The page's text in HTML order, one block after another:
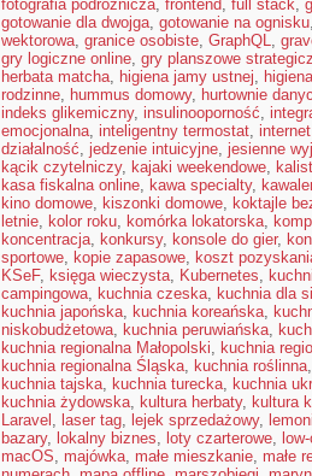
fotografia podróżnicza, frontend, full stack,
gotowanie dla dwojga, gotowanie na ognisku,
wektorowa, granice osobiste, GraphQL,
gry logiczne online, gry planszowe
herbata matcha, higiena jamy ustnej,
rodzinne, hummus domowy, hurtownie
indeks glikemiczny, insulinooporność,
emocjonalna, inteligentny termostat,
działalność, jedzenie intuicyjne, jesienne
kącik czytelniczy, kajaki weekendowe,
kasa fiskalna online, kawa specialty,
kino domowe, kiszonki domowe, koktajle
letnie, kolor roku, komórka lokatorska,
koncentracja, konkursy, konsole do gier,
sportowe, kopie zapasowe, koszt
KSeF, księga wieczysta, Kubernetes,
campingowa, kuchnia czeska, kuchnia dla
kuchnia japońska, kuchnia koreańska,
niskobudżetowa, kuchnia peruwiańska,
kuchnia regionalna Małopolski, kuchnia
kuchnia regionalna Śląska, kuchnia roślinna,
kuchnia tajska, kuchnia turecka, kuchnia
kuchnia żydowska, kultura herbaty, kultura
Laravel , laser tag, lejek sprzedażowy,
bazary, lokalny biznes, loty czarterowe,
macOS, majówka, małe mieszkanie, małe